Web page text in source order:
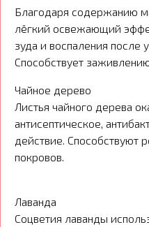
Благодаря содержанию
лёгкий освежающий
зуда и воспаления после
Способствует
Чайное дерево
Листья чайного дерева
антисептическое,
действие. Способствуют
покровов.
Лаванда
Соцветия лаванды